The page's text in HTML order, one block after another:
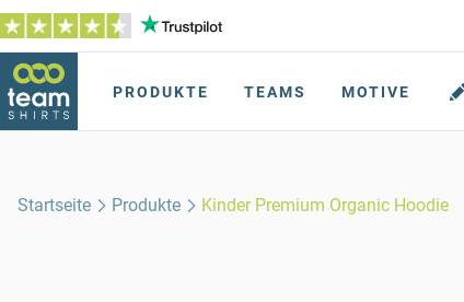
PRODUKTE TEAMS MOTIVE
Startseite Produkte Kinder Premium Organic Hoodie